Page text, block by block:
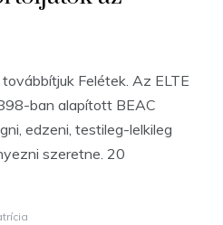
Felétek. Az ELTE
ban alapított BEAC
edzeni, testileg-lelkileg
szeretne. 20